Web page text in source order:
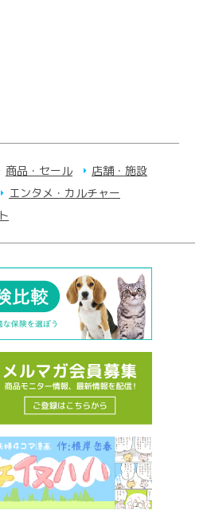
商品・セール
店舗・施設
エンタメ・カルチャー